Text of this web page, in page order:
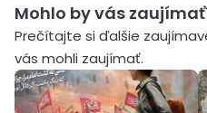
Mohlo by vás
Prečítajte si ďalšie
vás mohli zaujímať.